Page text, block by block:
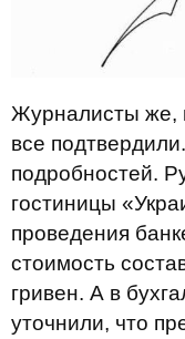
Журналисты же,
все
подробностей.
гостиницы
проведения
стоимость
гривен. А в
уточнили, что